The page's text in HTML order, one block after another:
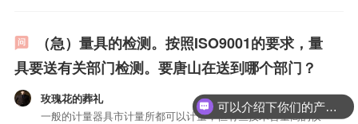
（急）量具的检测。按照ISO9001的要求，量
具要送有关部门检测。要唐山在送到哪个部门？
玫瑰花的葬礼
一般的计量器具市计量所都可以计量，但有些技术含量高的仪
可以介绍下你们的产品么？